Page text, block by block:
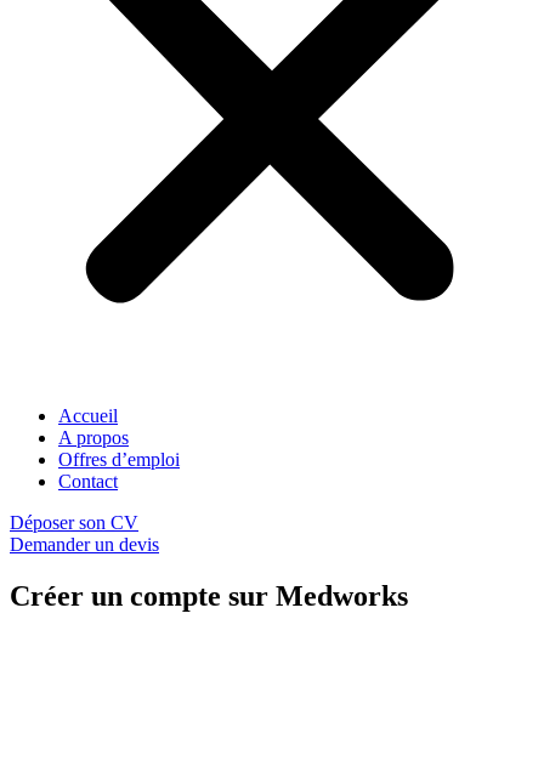
Accueil
A propos
Offres d’emploi
Contact
Déposer son CV
Demander un devis
Créer un compte sur Medworks